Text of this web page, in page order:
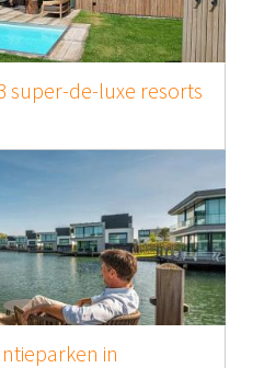
super-de-luxe resorts
in